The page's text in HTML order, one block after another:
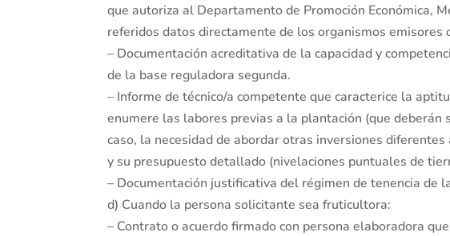
que autoriza al Departamento de Promoción Económica,
referidos datos directamente de los organismos emisores
– Documentación acreditativa de la capacidad y
de la base reguladora segunda.
– Informe de técnico/a competente que caracterice la
enumere las labores previas a la plantación (que deberán
caso, la necesidad de abordar otras inversiones
y su presupuesto detallado (nivelaciones puntuales de
– Documentación justificativa del régimen de tenencia de
d) Cuando la persona solicitante sea fruticultora:
– Contrato o acuerdo firmado con persona elaboradora